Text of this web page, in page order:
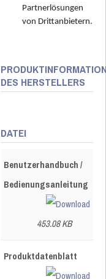
Partnerlösungen
von Drittanbietern.
DES HERSTELLERS
DATEI
Benutzerhandbuch /
Bedienungsanleitung
453.08 KB
Produktdatenblatt